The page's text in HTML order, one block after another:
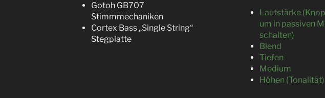
Gotoh GB707
Stimmmechaniken
Cortex Bass „Single String“
Stegplatte
Lautstärke
um in passiven
schalten)
Blend
Tiefen
Medium
Höhen (Tonalität)